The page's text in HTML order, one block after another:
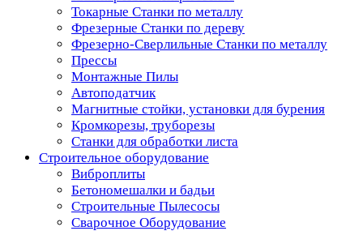
Токарные Станки по металлу
Фрезерные Станки по дереву
Фрезерно-Сверлильные Станки по металлу
Прессы
Монтажные Пилы
Автоподатчик
Магнитные стойки, установки для бурения
Кромкорезы, труборезы
Станки для обработки листа
Строительное оборудование
Виброплиты
Бетономешалки и бадьи
Строительные Пылесосы
Сварочное Оборудование